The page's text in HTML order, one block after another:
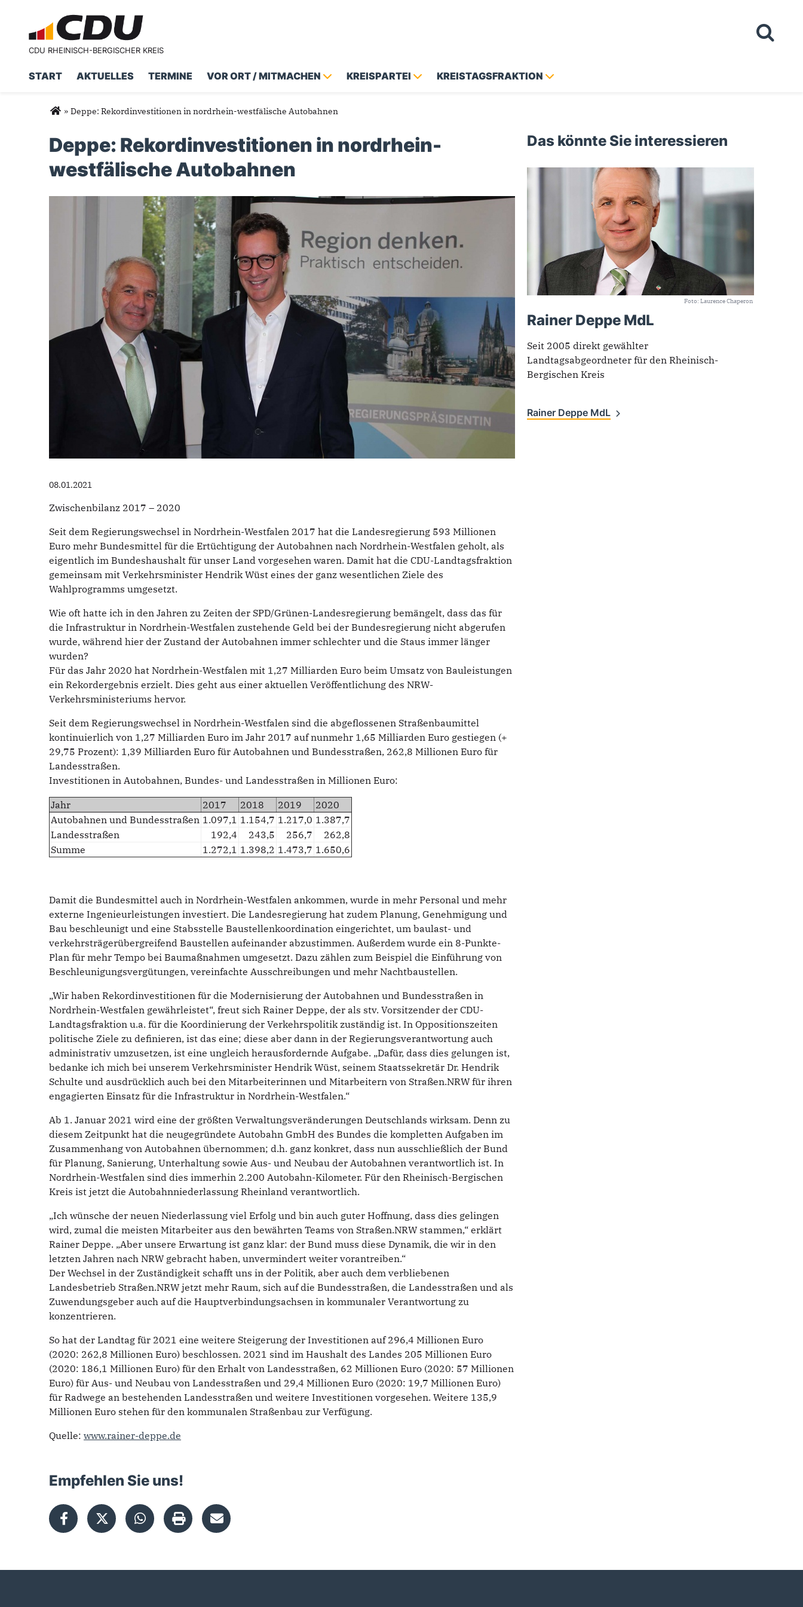
CDU RHEINISCH-BERGISCHER KREIS
START AKTUELLES TERMINE VOR ORT / MITMACHEN KREISPARTEI KREISTAGSFRAKTION
Suchformular
SucheSie sind hier
» Deppe: Rekordinvestitionen in nordrhein-westfälische Autobahnen
Deppe: Rekordinvestitionen in nordrhein-
westfälische Autobahnen
08.01.2021
Zwischenbilanz 2017 – 2020
Seit dem Regierungswechsel in Nordrhein-Westfalen 2017 hat die Landesregierung 593 Millionen
Euro mehr Bundesmittel für die Ertüchtigung der Autobahnen nach Nordrhein-Westfalen geholt, als
eigentlich im Bundeshaushalt für unser Land vorgesehen waren. Damit hat die CDU-Landtagsfraktion
gemeinsam mit Verkehrsminister Hendrik Wüst eines der ganz wesentlichen Ziele des
Wahlprogramms umgesetzt.
Wie oft hatte ich in den Jahren zu Zeiten der SPD/Grünen-Landesregierung bemängelt, dass das für
die Infrastruktur in Nordrhein-Westfalen zustehende Geld bei der Bundesregierung nicht abgerufen
wurde, während hier der Zustand der Autobahnen immer schlechter und die Staus immer länger
wurden?
Für das Jahr 2020 hat Nordrhein-Westfalen mit 1,27 Milliarden Euro beim Umsatz von Bauleistungen
ein Rekordergebnis erzielt. Dies geht aus einer aktuellen Veröffentlichung des NRW-
Verkehrsministeriums hervor.
Seit dem Regierungswechsel in Nordrhein-Westfalen sind die abgeflossenen Straßenbaumittel
kontinuierlich von 1,27 Milliarden Euro im Jahr 2017 auf nunmehr 1,65 Milliarden Euro gestiegen (+
29,75 Prozent): 1,39 Milliarden Euro für Autobahnen und Bundesstraßen, 262,8 Millionen Euro für
Landesstraßen.
Investitionen in Autobahnen, Bundes- und Landesstraßen in Millionen Euro:
Jahr 2017 2018 2019
2020
Autobahnen und Bundesstraßen 1.097,1 1.154,7 1.217,0 1.387,7
Landesstraßen
192,4 243,5 256,7
262,8
Summe
1.272,1 1.398,2 1.473,7 1.650,6
Damit die Bundesmittel auch in Nordrhein-Westfalen ankommen, wurde in mehr Personal und mehr
externe Ingenieurleistungen investiert. Die Landesregierung hat zudem Planung, Genehmigung und
Bau beschleunigt und eine Stabsstelle Baustellenkoordination eingerichtet, um baulast- und
verkehrsträgerübergreifend Baustellen aufeinander abzustimmen. Außerdem wurde ein 8-Punkte-
Plan für mehr Tempo bei Baumaßnahmen umgesetzt. Dazu zählen zum Beispiel die Einführung von
Beschleunigungsvergütungen, vereinfachte Ausschreibungen und mehr Nachtbaustellen.
„Wir haben Rekordinvestitionen für die Modernisierung der Autobahnen und Bundesstraßen in
Nordrhein-Westfalen gewährleistet“, freut sich Rainer Deppe, der als stv. Vorsitzender der CDU-
Landtagsfraktion u.a. für die Koordinierung der Verkehrspolitik zuständig ist. In Oppositionszeiten
politische Ziele zu definieren, ist das eine; diese aber dann in der Regierungsverantwortung auch
administrativ umzusetzen, ist eine ungleich herausfordernde Aufgabe. „Dafür, dass dies gelungen ist,
bedanke ich mich bei unserem Verkehrsminister Hendrik Wüst, seinem Staatssekretär Dr. Hendrik
Schulte und ausdrücklich auch bei den Mitarbeiterinnen und Mitarbeitern von Straßen.NRW für ihren
engagierten Einsatz für die Infrastruktur in Nordrhein-Westfalen.“
Ab 1. Januar 2021 wird eine der größten Verwaltungsveränderungen Deutschlands wirksam. Denn zu
diesem Zeitpunkt hat die neugegründete Autobahn GmbH des Bundes die kompletten Aufgaben im
Zusammenhang von Autobahnen übernommen; d.h. ganz konkret, dass nun ausschließlich der Bund
für Planung, Sanierung, Unterhaltung sowie Aus- und Neubau der Autobahnen verantwortlich ist. In
Nordrhein-Westfalen sind dies immerhin 2.200 Autobahn-Kilometer. Für den Rheinisch-Bergischen
Kreis ist jetzt die Autobahnniederlassung Rheinland verantwortlich.
„Ich wünsche der neuen Niederlassung viel Erfolg und bin auch guter Hoffnung, dass dies gelingen
wird, zumal die meisten Mitarbeiter aus den bewährten Teams von Straßen.NRW stammen,“ erklärt
Rainer Deppe. „Aber unsere Erwartung ist ganz klar: der Bund muss diese Dynamik, die wir in den
letzten Jahren nach NRW gebracht haben, unvermindert weiter vorantreiben.“
Der Wechsel in der Zuständigkeit schafft uns in der Politik, aber auch dem verbliebenen
Landesbetrieb Straßen.NRW jetzt mehr Raum, sich auf die Bundesstraßen, die Landesstraßen und als
Zuwendungsgeber auch auf die Hauptverbindungsachsen in kommunaler Verantwortung zu
konzentrieren.
So hat der Landtag für 2021 eine weitere Steigerung der Investitionen auf 296,4 Millionen Euro
(2020: 262,8 Millionen Euro) beschlossen. 2021 sind im Haushalt des Landes 205 Millionen Euro
(2020: 186,1 Millionen Euro) für den Erhalt von Landesstraßen, 62 Millionen Euro (2020: 57 Millionen
Euro) für Aus- und Neubau von Landesstraßen und 29,4 Millionen Euro (2020: 19,7 Millionen Euro)
für Radwege an bestehenden Landesstraßen und weitere Investitionen vorgesehen. Weitere 135,9
Millionen Euro stehen für den kommunalen Straßenbau zur Verfügung.
Quelle: www.rainer-deppe.de
Empfehlen Sie uns!
Das könnte Sie interessieren
Foto: Laurence Chaperon
Rainer Deppe MdL
Seit 2005 direkt gewählter
Landtagsabgeordneter für den Rheinisch-
Bergischen Kreis
Rainer Deppe MdL